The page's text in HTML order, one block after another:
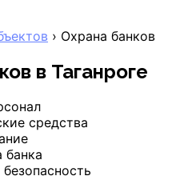
› Охрана банков
в Таганроге
средства
банка